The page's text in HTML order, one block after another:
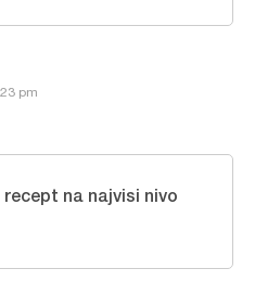
pm
na najvisi nivo